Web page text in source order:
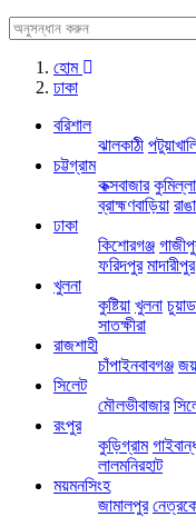
হোম
ঢাকা
বরিশাল
ঝালকাঠী
চট্টগ্রাম
কক্সবাজার কুমিল্লা
ব্রাহ্মণবাড়িয়া
ঢাকা
কিশোরগঞ্জ
ফরিদপুর মাদারীপুর
খুলনা
কুষ্টিয়া খুলনা
সাতক্ষীরা
রাজশাহী
চাঁপাইনবাবগঞ্জ
সিলেট
মৌলভীবাজার
রংপুর
কুড়িগ্রাম
লালমনিরহাট
ময়মনসিংহ
জামালপুর